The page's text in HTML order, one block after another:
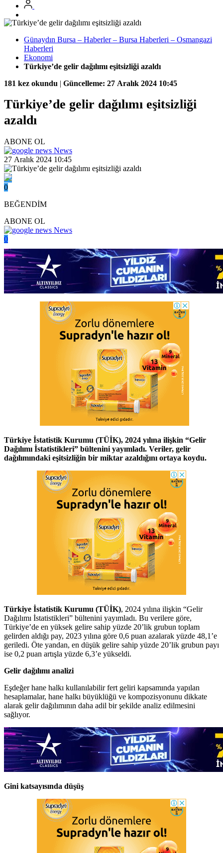
Günaydın Bursa – Haberler – Bursa Haberleri – Osmangazi
Haberleri
Ekonomi
Türkiye’de gelir dağılımı eşitsizliği azaldı
181 kez okundu | Güncelleme: 27 Aralık 2024 10:45
Türkiye’de gelir dağılımı eşitsizliği
azaldı
ABONE OL
News
27 Aralık 2024 10:45
0
BEĞENDİM
ABONE OL
News
0
Türkiye İstatistik Kurumu (TÜİK), 2024 yılına ilişkin “Gelir
Dağılımı İstatistikleri” bültenini yayımladı. Veriler, gelir
dağılımındaki eşitsizliğin bir miktar azaldığını ortaya koydu.
Türkiye İstatistik Kurumu (TÜİK), 2024 yılına ilişkin “Gelir
Dağılımı İstatistikleri” bültenini yayımladı. Bu verilere göre,
Türkiye’de en yüksek gelire sahip yüzde 20’lik grubun toplam
gelirden aldığı pay, 2023 yılına göre 0,6 puan azalarak yüzde 48,1’e
geriledi. Öte yandan, en düşük gelire sahip yüzde 20’lik grubun payı
ise 0,2 puan artışla yüzde 6,3’e yükseldi.
Gelir dağılımı analizi
Eşdeğer hane halkı kullanılabilir fert geliri kapsamında yapılan
hesaplamalar, hane halkı büyüklüğü ve kompozisyonunu dikkate
alarak gelir dağılımının daha adil bir şekilde analiz edilmesini
sağlıyor.
Gini katsayısında düşüş